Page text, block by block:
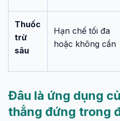
Thuốc
trừ
sâu
Hạn chế tối đa
hoặc không cần
Đâu là ứng dụng
thẳng đứng trong